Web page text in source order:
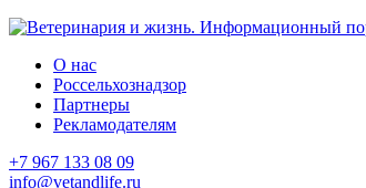
О нас
Россельхознадзор
Партнеры
Рекламодателям
+7 967 133 08 09
info@vetandlife.ru